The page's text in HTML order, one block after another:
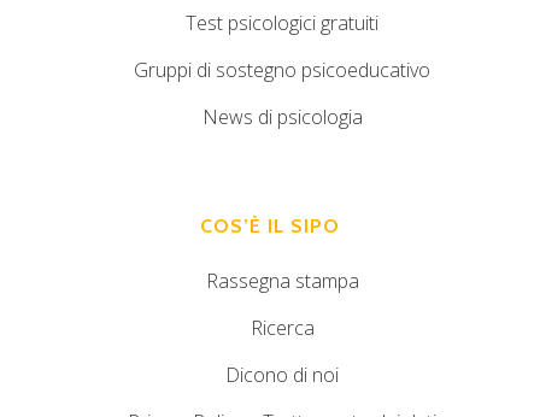
Test psicologici gratuiti
Gruppi di sostegno psicoeducativo
News di psicologia
COS’È IL SIPO
Rassegna stampa
Ricerca
Dicono di noi